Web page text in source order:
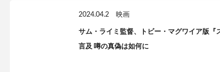
2024.04.2 映画
サム・ライミ監督、トビー・マグワイア版『
言及 噂の真偽は如何に